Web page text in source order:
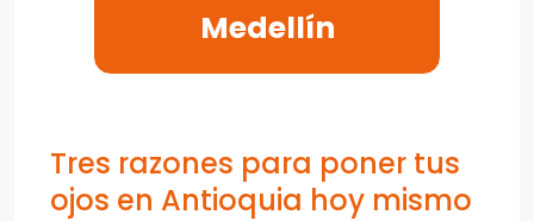
Medellín
Tres razones para poner tus
ojos en Antioquia hoy mismo